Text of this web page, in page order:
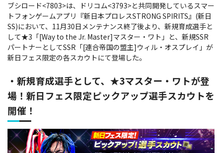
ブシロード<7803>は、ドリコム<3793>と共同開発しているスマー
トフォンゲームアプリ『新日本プロレスSTRONG SPIRITS』(新日
SS)において、11月30日メンテナンス終了後より、新規育成選手と
して★3「[Way to the Jr. Master]マスター・ワト」と、新規SSR
パートナーとしてSSR「[連合帝国の盟主]ウィル・オスプレイ」が
新日フェス限定の各スカウトにて登場した。
・新規育成選手として、★3マスター・ワトが登
場！新日フェス限定ピックアップ選手スカウトを
開催！